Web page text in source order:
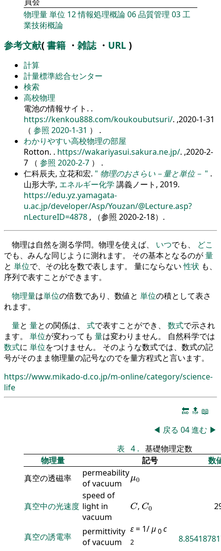
物理量単位 12情報処理概論06品質管理 03工
業技術概論
参考文献( 書籍 ・ 雑誌・ URL )
計算
計量標準総合センター
検索
高校物理
電池の情報サイト. .
https://kenkou888.com/koukoubutsuri/. ,2020-1-31
（ 参照 2020-1-31 ） .
わかりやすい高校物理の部屋
Rotton. . https://wakariyasui.sakura.ne.jp/. ,2020-2-
7 （ 参照 2020-2-7 ） .
仁科辰夫, 立花和宏.
物理のおさらい－量と単位－
.
山形大学, エネルギー化学 講義ノート, 2019.
https://edu.yz.yamagata-
u.ac.jp/developer/Asp/Youzan/@Lecture.asp?
nLectureID=4878 , （参照 2020-2-18）.
物理は自然を測る学問。物理を使えば、 いつでも、 どこ
でも、みんな同じように測れます。 その基本となるのが量
と 単位で、その比を数で表します。 量にならない性状 も、
序列で表すことができます。
物理量は単位の倍数であり、数値と 単位の積として表さ
れます。
量と 量との関係は、 式で表すことができ、 数式で示され
ます。 単位が変わっても 量は変わりません。 自然科学では
数式に 単位をつけません。 そのような数式では、数式の記
号がそのまま物理量の記号なのでを量方程式と言います。
https://www.mikado-d.co.jp/m-online/category/science-
life
🔚 🔝 📖
◀ 戻る 04進む ▶
表 4 . 基礎物理定数
物理量
記号
数
真空の透磁率
permeability
of vacuum
μ0
μ0
真空中の光速度
speed of
light in
vacuum
C
C, C0
C0
真空の誘電率
permittivity
of vacuum
ε= 1/μ 0 c
2